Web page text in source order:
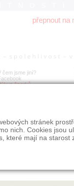
přepnout na
čem jsme jiní?
šperků
náramek netto
stránek
nich. Cookies jsou
které mají na starost